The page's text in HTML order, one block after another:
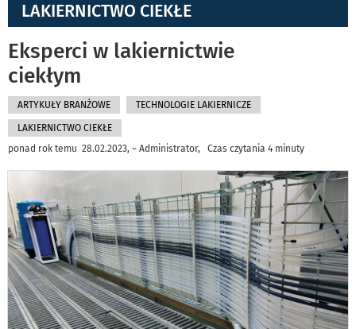
LAKIERNICTWO CIEKŁE
Eksperci w lakiernictwie
ciekłym
ARTYKUŁY BRANŻOWE TECHNOLOGIE LAKIERNICZE
LAKIERNICTWO CIEKŁE
ponad rok temu 28.02.2023, ~ Administrator, Czas czytania 4 minuty